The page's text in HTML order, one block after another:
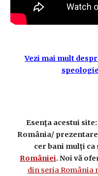
Vezi mai mult
Esenţa acestui
România/
cer bani mulți
României. Noi vă
din seria România